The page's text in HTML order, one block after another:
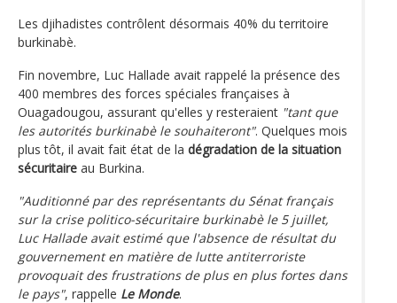
Les djihadistes contrôlent désormais 40% du territoire
burkinabè.
Fin novembre, Luc Hallade avait rappelé la présence des
400 membres des forces spéciales françaises à
Ouagadougou, assurant qu'elles y resteraient "tant que
les autorités burkinabè le souhaiteront". Quelques mois
plus tôt, il avait fait état de la dégradation de la situation
sécuritaire au Burkina.
"Auditionné par des représentants du Sénat français
sur la crise politico-sécuritaire burkinabè le 5 juillet,
Luc Hallade avait estimé que l'absence de résultat du
gouvernement en matière de lutte antiterroriste
provoquait des frustrations de plus en plus fortes dans
le pays", rappelle Le Monde.